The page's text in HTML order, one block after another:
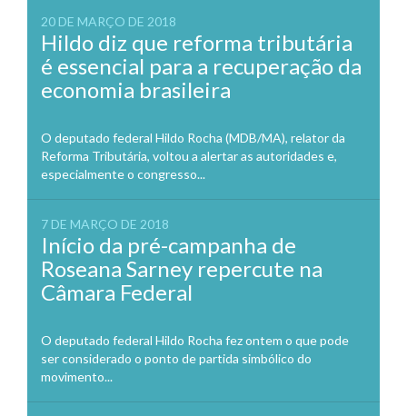
20 DE MARÇO DE 2018
Hildo diz que reforma tributária
é essencial para a recuperação da
economia brasileira
O deputado federal Hildo Rocha (MDB/MA), relator da
Reforma Tributária, voltou a alertar as autoridades e,
especialmente o congresso...
7 DE MARÇO DE 2018
Início da pré-campanha de
Roseana Sarney repercute na
Câmara Federal
O deputado federal Hildo Rocha fez ontem o que pode
ser considerado o ponto de partida simbólico do
movimento...